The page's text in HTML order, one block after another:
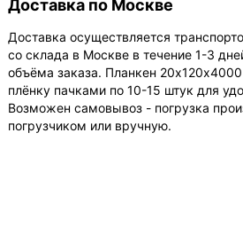
Доставка по Москве
Доставка осуществляется
со склада в Москве в течение 1-3
объёма заказа. Планкен
плёнку пачками по 10-15 штук для
Возможен самовывоз - погрузка
погрузчиком или вручную.